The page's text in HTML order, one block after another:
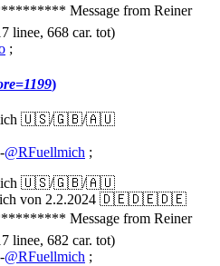
Message from Reiner
linee, 668 car. tot)
;
)
🇺🇸/🇬🇧/🇦🇺
@RFuellmich ;
🇺🇸/🇬🇧/🇦🇺
von 2.2.2024 🇩🇪🇩🇪🇩🇪
Message from Reiner
linee, 682 car. tot)
@RFuellmich ;